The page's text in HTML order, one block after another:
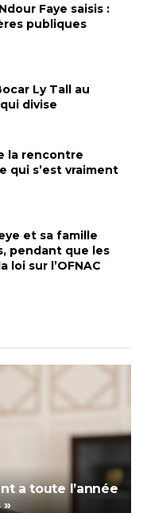
Faye saisis :
publiques
Ly Tall au
divise
la rencontre
qui s’est vraiment
et sa famille
pendant que les
loi sur l’OFNAC
a toute l’année
»